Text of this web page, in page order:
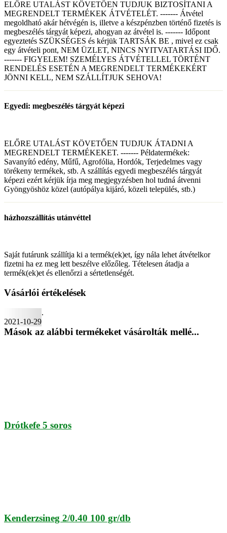
ELŐRE UTALÁST KÖVETŐEN TUDJUK BIZTOSÍTANI A
MEGRENDELT TERMÉKEK ÁTVÉTELÉT. ------- Átvétel
megoldható akár hétvégén is, illetve a készpénzben történő fizetés is
megbeszélés tárgyát képezi, ahogyan az átvétel is. ------- Időpont
egyeztetés SZÜKSÉGES és kérjük TARTSÁK BE , mivel ez csak
egy átvételi pont, NEM ÜZLET, NINCS NYITVATARTÁSI IDŐ.
------- FIGYELEM! SZEMÉLYES ÁTVÉTELLEL TÖRTÉNT
RENDELÉS ESETÉN A MEGRENDELT TERMÉKEKÉRT
JÖNNI KELL, NEM SZÁLLÍTJUK SEHOVA!
Egyedi: megbeszélés tárgyát képezi
ELŐRE UTALÁST KÖVETŐEN TUDJUK ÁTADNI A
MEGRENDELT TERMÉKEKET. ------- Példatermékek:
Savanyító edény, Műfű, Agrofólia, Hordók, Terjedelmes vagy
törékeny termékek, stb. A szállítás egyedi megbeszélés tárgyát
képezi ezért kérjük írja meg megjegyzésben hol tudná átvenni
Gyöngyöshöz közel (autópálya kijáró, közeli település, stb.)
házhozszállítás utánvéttel
Saját futárunk szállítja ki a termék(ek)et, így nála lehet átvételkor
fizetni ha ez meg lett beszélve előzőleg. Tételesen átadja a
termék(ek)et és ellenőrzi a sértetlenségét.
Vásárlói értékelések
2021-10-29
.
Mások az alábbi termékeket vásárolták mellé...
Drótkefe 5 soros
Kenderzsineg 2/0.40 100 gr/db